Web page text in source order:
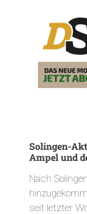
Solingen-
Ampel und
Nach
seit letzter